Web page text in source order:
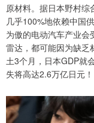
原材料。据日本野村综
几乎100%地依赖中国
为傲的电动汽车产业会
雷达，都可能因为缺乏
土3个月，日本GDP就
失将高达2.6万亿日元！